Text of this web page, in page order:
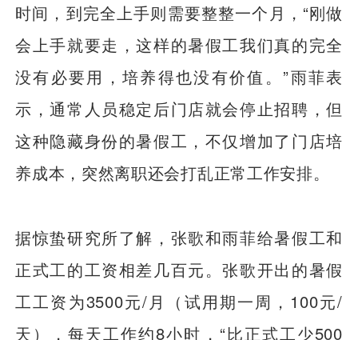
时间，到完全上手则需要整整一个月，“刚做
会上手就要走，这样的暑假工我们真的完全
没有必要用，培养得也没有价值。”雨菲表
示，通常人员稳定后门店就会停止招聘，但
这种隐藏身份的暑假工，不仅增加了门店培
养成本，突然离职还会打乱正常工作安排。
据惊蛰研究所了解，张歌和雨菲给暑假工和
正式工的工资相差几百元。张歌开出的暑假
工工资为3500元/月（试用期一周，100元/
天），每天工作约8小时，“比正式工少500